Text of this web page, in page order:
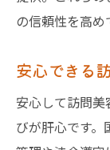
の信頼性を高め
安心できる
安心して訪問
びが肝心です